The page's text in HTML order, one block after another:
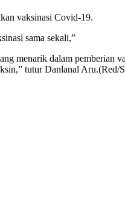
vaksinasi Covid-19.
sama sekali,”
menarik dalam pemberian
tutur Danlanal Aru.(Red/